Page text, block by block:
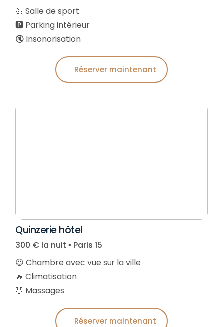
💪 Salle de sport
🅿️ Parking intérieur
🔇 Insonorisation
Réserver maintenant
Quinzerie hôtel
300 € la nuit ▪︎ Paris 15
😍 Chambre avec vue sur la ville
🔥 Climatisation
💆 Massages
Réserver maintenant